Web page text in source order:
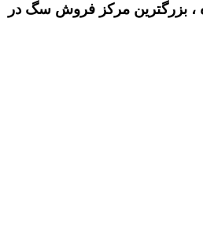
مرکز فروش سگ در